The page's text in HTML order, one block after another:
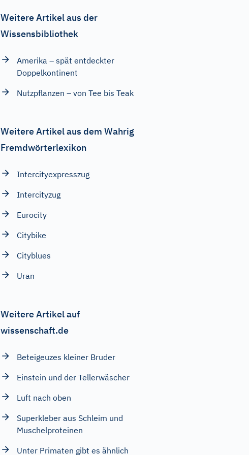
Weitere Artikel aus der
Wissensbibliothek
Amerika – spät entdeckter
Doppelkontinent
Nutzpflanzen – von Tee bis Teak
Weitere Artikel aus dem Wahrig
Fremdwörterlexikon
Intercityexpresszug
Intercityzug
Eurocity
Citybike
Cityblues
Uran
Weitere Artikel auf
wissenschaft.de
Beteigeuzes kleiner Bruder
Einstein und der Tellerwäscher
Luft nach oben
Superkleber aus Schleim und
Muschelproteinen
Unter Primaten gibt es ähnlich